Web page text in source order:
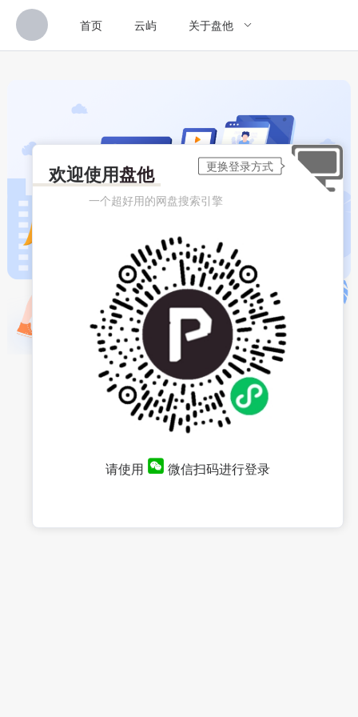
首页 云屿 关于盘他
欢迎使用盘他
一个超好用的网盘搜索引擎
请使用 微信扫码进行登录